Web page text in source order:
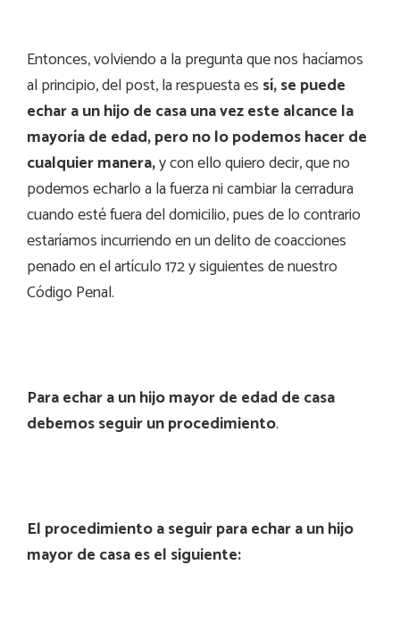
Entonces, volviendo a la pregunta que nos hacíamos
al principio, del post, la respuesta es sí, se puede
echar a un hijo de casa una vez este alcance la
mayoría de edad, pero no lo podemos hacer de
cualquier manera,y con ello quiero decir, que no
podemos echarlo a la fuerza ni cambiar la cerradura
cuando esté fuera del domicilio, pues de lo contrario
estaríamos incurriendo en un delito de coacciones
penado en el artículo 172 y siguientes de nuestro
Código Penal.
Para echar a un hijo mayor de edad de casa
debemos seguir un procedimiento.
El procedimiento a seguir para echar a un hijo
mayor de casa es el siguiente: